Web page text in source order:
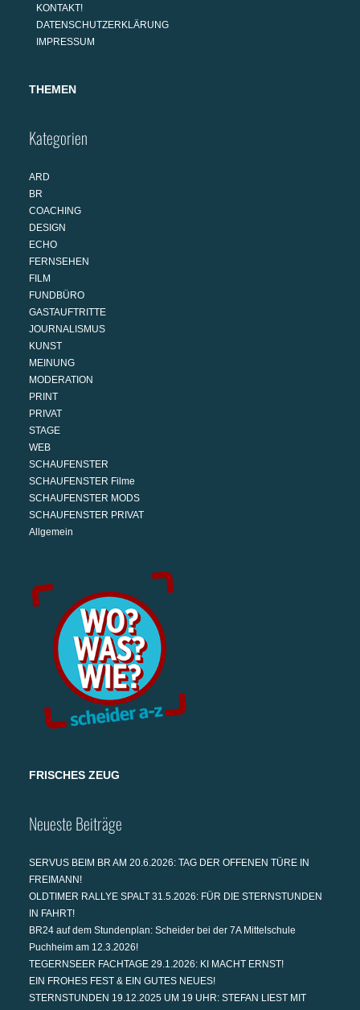
KONTAKT!
DATENSCHUTZERKLÄRUNG
IMPRESSUM
THEMEN
Kategorien
ARD
BR
COACHING
DESIGN
ECHO
FERNSEHEN
FILM
FUNDBÜRO
GASTAUFTRITTE
JOURNALISMUS
KUNST
MEINUNG
MODERATION
PRINT
PRIVAT
STAGE
WEB
SCHAUFENSTER
SCHAUFENSTER Filme
SCHAUFENSTER MODS
SCHAUFENSTER PRIVAT
Allgemein
FRISCHES ZEUG
Neueste Beiträge
SERVUS BEIM BR AM 20.6.2026: TAG DER OFFENEN TÜRE IN
FREIMANN!
OLDTIMER RALLYE SPALT 31.5.2026: FÜR DIE STERNSTUNDEN
IN FAHRT!
BR24 auf dem Stundenplan: Scheider bei der 7A Mittelschule
Puchheim am 12.3.2026!
TEGERNSEER FACHTAGE 29.1.2026: KI MACHT ERNST!
EIN FROHES FEST & EIN GUTES NEUES!
STERNSTUNDEN 19.12.2025 UM 19 UHR: STEFAN LIEST MIT